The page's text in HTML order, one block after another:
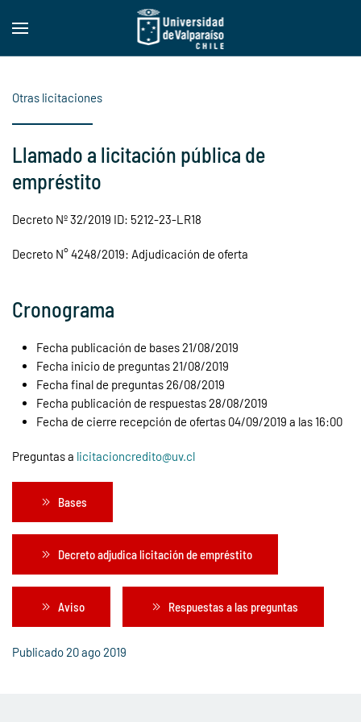
Skip to main content
Otras licitaciones
Llamado a licitación pública de
empréstito
Decreto Nº 32/2019 ID: 5212-23-LR18
Decreto N° 4248/2019: Adjudicación de oferta
Cronograma
Fecha publicación de bases 21/08/2019
Fecha inicio de preguntas 21/08/2019
Fecha final de preguntas 26/08/2019
Fecha publicación de respuestas 28/08/2019
Fecha de cierre recepción de ofertas 04/09/2019 a las 16:00
Preguntas a licitacioncredito@uv.cl
Bases
Decreto adjudica licitación de empréstito
Aviso Respuestas a las preguntas
Publicado 20 ago 2019